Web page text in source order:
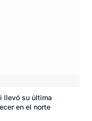
llevó su última
en el norte